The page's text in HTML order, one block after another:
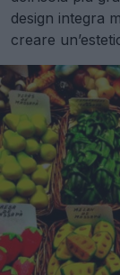
design integra
creare